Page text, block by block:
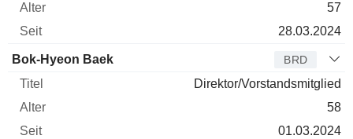
57
28.03.2024
Bok-Hyeon Baek BRD
Direktor/Vorstandsmitglied
58
01.03.2024